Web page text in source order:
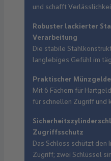
und schafft
Robuster lackierter
Verarbeitung
Die stabile
langlebiges Gefühl im
Praktischer
Mit 6 Fächern für
für schnellen Zugriff und
Zugriffsschutz
Das Schloss schützt den
Zugriff; zwei Schlüssel